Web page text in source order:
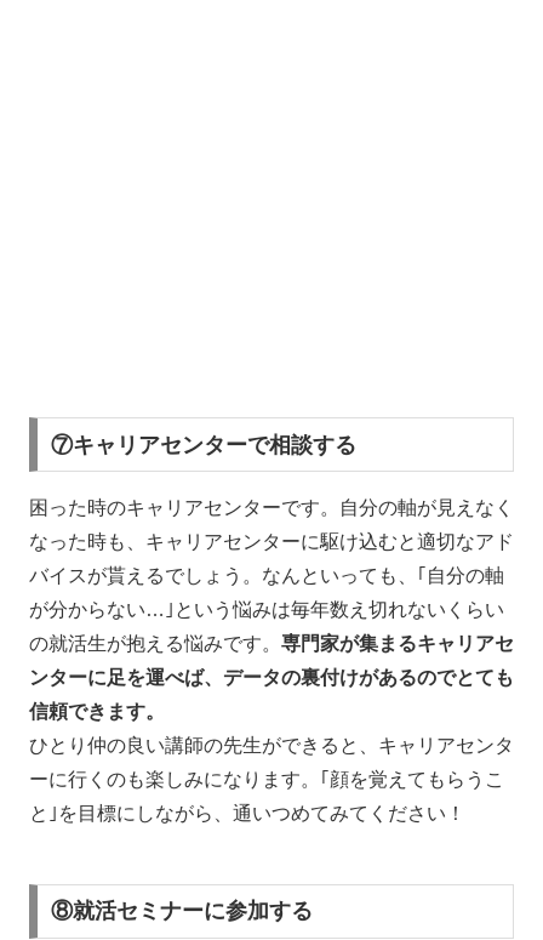
⑦キャリアセンターで相談する
困った時のキャリアセンターです。自分の軸が見えなく
なった時も、キャリアセンターに駆け込むと適切なアド
バイスが貰えるでしょう。なんといっても、｢自分の軸
が分からない…｣という悩みは毎年数え切れないくらい
の就活生が抱える悩みです。 専門家が集まるキャリアセ
ンターに足を運べば、データの裏付けがあるのでとても
信頼できます。
ひとり仲の良い講師の先生ができると、キャリアセンタ
ーに行くのも楽しみになります。｢顔を覚えてもらうこ
と｣を目標にしながら、通いつめてみてください！
⑧就活セミナーに参加する